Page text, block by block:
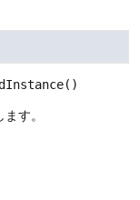
()
す。